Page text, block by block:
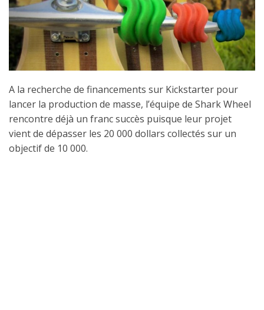
A la recherche de financements sur Kickstarter pour
lancer la production de masse, l’équipe de Shark Wheel
rencontre déjà un franc succès puisque leur projet
vient de dépasser les 20 000 dollars collectés sur un
objectif de 10 000.